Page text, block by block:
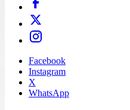
Facebook
Instagram
X
WhatsApp